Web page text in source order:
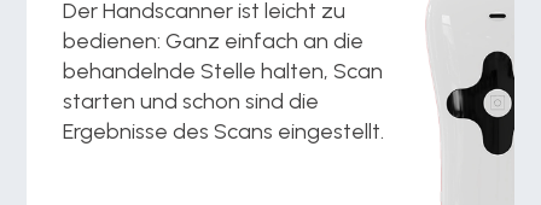
Der Handscanner ist leicht zu
bedienen: Ganz einfach an die
behandelnde Stelle halten, Scan
starten und schon sind die
Ergebnisse des Scans eingestellt.